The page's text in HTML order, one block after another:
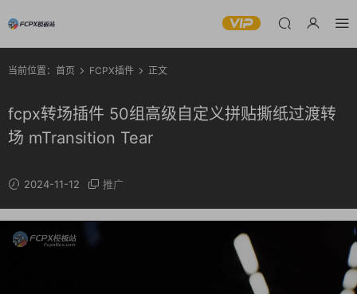
当前位置： 首页 FCPX插件 正文
fcpx转场插件 50组高级自定义拼贴撕纸过渡转
场 mTransition Tear
2024-11-12 推广